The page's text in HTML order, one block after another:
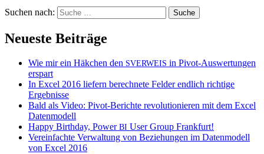
Suchen nach:
Neueste Beiträge
Wie mir ein Häkchen den SVERWEIS in Pivot-Auswertungen
erspart
In Excel 2016 liefern berechnete Felder endlich richtige
Ergebnisse
Bald als Video: Pivot-Berichte revolutionieren mit dem Excel
Datenmodell
Happy Birthday, PowerBI User Group Frankfurt!
Vereinfachte Verwaltung von Beziehungen im Datenmodell
von Excel 2016